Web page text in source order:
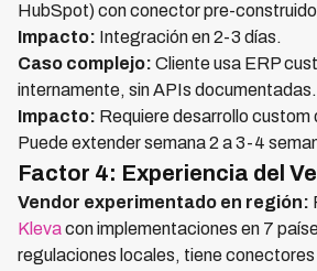
HubSpot) con conector pre-
Impacto: Integración en 2-3 días.
Caso complejo: Cliente usa ERP
internamente, sin APIs documentadas.
Impacto: Requiere desarrollo custom
Puede extender semana 2 a 3-4
Factor 4: Experiencia del
Vendor experimentado en región:
Klevacon implementaciones en 7
regulaciones locales, tiene